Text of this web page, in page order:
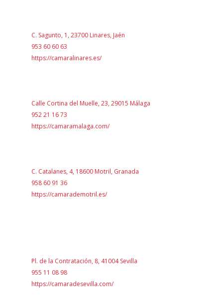
C. Sagunto, 1, 23700 Linares, Jaén
953 60 60 63
https://camaralinares.es/
Calle Cortina del Muelle, 23, 29015 Málaga
952 21 16 73
https://camaramalaga.com/
C. Catalanes, 4, 18600 Motril, Granada
958 60 91 36
https://camarademotril.es/
Pl. de la Contratación, 8, 41004 Sevilla
955 11 08 98
https://camaradesevilla.com/